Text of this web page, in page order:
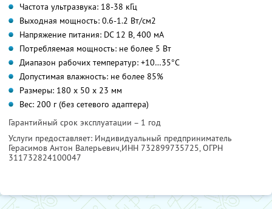
Частота ультразвука: 18-38 кГц
Выходная мощность: 0.6-1.2 Вт/см2
Напряжение питания: DC 12 В, 400 мА
Потребляемая мощность: не более 5 Вт
Диапазон рабочих температур: +10…35°C
Допустимая влажность: не более 85%
Размеры: 180 х 50 х 23 мм
Вес: 200 г (без сетевого адаптера)
Гарантийный срок эксплуатации – 1 год
Услуги предоставляет: Индивидуальный предприниматель
Герасимов Антон Валерьевич,ИНН 732899735725, ОГРН
311732824100047